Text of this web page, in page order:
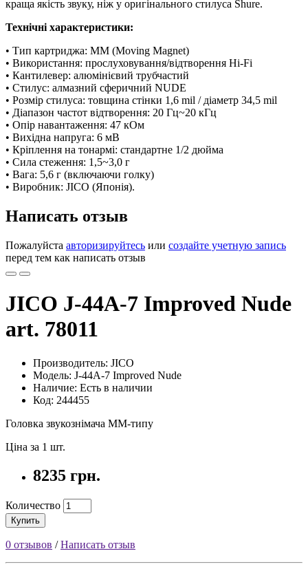
краща якість звуку, ніж у оригінального стилуса Shure.
Технічні характеристики:
• Тип картриджа: MM (Moving Magnet)
• Використання: прослуховування/відтворення Hi-Fi
• Кантилевер: алюмінієвий трубчастий
• Стилус: алмазний сферичний NUDE
• Розмір стилуса: товщина стінки 1,6 mil / діаметр 34,5 mil
• Діапазон частот відтворення: 20 Гц~20 кГц
• Опір навантаження: 47 кОм
• Вихідна напруга: 6 мВ
• Кріплення на тонармі: стандартне 1/2 дюйма
• Сила стеження: 1,5~3,0 г
• Вага: 5,6 г (включаючи голку)
• Виробник: JICO (Японія).
Написать отзыв
Пожалуйста авторизируйтесь или создайте учетную запись
перед тем как написать отзыв
JICO J-44A-7 Improved Nude
art. 78011
Производитель: JICO
Модель: J-44A-7 Improved Nude
Наличие: Есть в наличии
Код: 244455
Головка звукознімача MM-типу
Ціна за 1 шт.
8235 грн.
Количество
Купить
0 отзывов /Написать отзыв